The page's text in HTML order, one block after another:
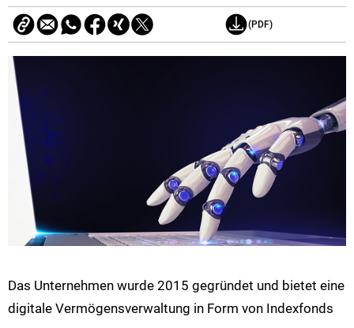
(PDF)
Das Unternehmen wurde 2015 gegründet und bietet eine
digitale Vermögensverwaltung in Form von Indexfonds